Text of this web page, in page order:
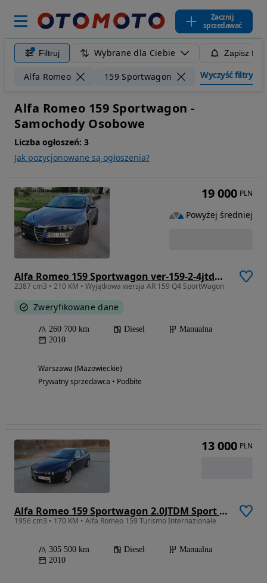
Zacznij
sprzedawać
Filtruj Wybrane dla Ciebie Zapisz
Alfa Romeo 159 Sportwagon Wyczyść filtry
Alfa Romeo 159 Sportwagon -
Samochody Osobowe
Liczba ogłoszeń: 3
Jak pozycjonowane są ogłoszenia?
Alfa Romeo 159 Sportwagon ver-159-2-4jtdm-q4-distinctive
2387 cm3 • 210 KM • Wyjątkowa wersja AR 159 Q4 SportWagon
Zweryfikowane dane
260 700 km Diesel
Manualna
2010
Warszawa (Mazowieckie)
Prywatny sprzedawca • Podbite
19 000 PLN
Powyżej średniej
Alfa Romeo 159 Sportwagon 2.0JTDM Sport Plus
1956 cm3 • 170 KM • Alfa Romeo 159 Turismo Internazionale
305 500 km Diesel
Manualna
2010
13 000 PLN